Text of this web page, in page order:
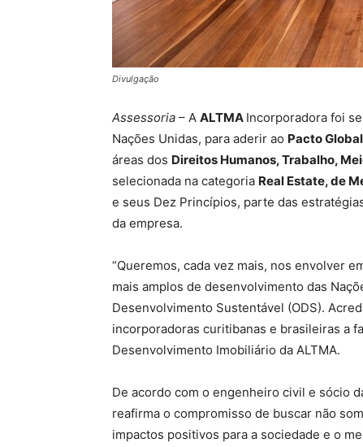
Divulgação
Assessoria – A ALTMA Incorporadora foi
Nações Unidas, para aderir ao Pacto Global
áreas dos Direitos Humanos, Trabalho,
selecionada na categoria Real Estate, de
e seus Dez Princípios, parte das
da empresa.
“Queremos, cada vez mais, nos envolver
mais amplos de desenvolvimento das
Desenvolvimento Sustentável (ODS).
incorporadoras curitibanas e brasileiras a
Desenvolvimento Imobiliário da ALTMA.
De acordo com o engenheiro civil e sócio
reafirma o compromisso de buscar não
impactos positivos para a sociedade e o